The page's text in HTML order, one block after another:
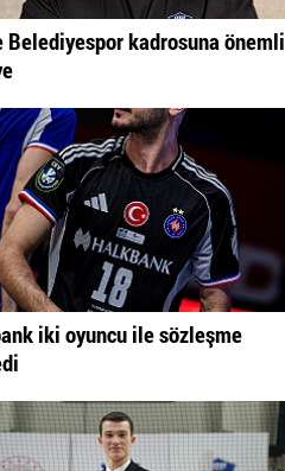
Belediyespor kadrosuna önemli
iki oyuncu ile sözleşme